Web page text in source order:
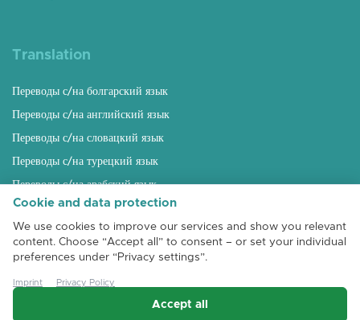
Translation
Переводы с/на болгарский язык
Переводы с/на английский язык
Переводы с/на словацкий язык
Переводы с/на турецкий язык
Переводы с/на арабский язык
Переводы с/на русский язык
Переводы с/на венгерский язык
Переводы с/на румынский язык
Переводы с/на албанский язык
Cookie and data protection
We use cookies to improve our services and show you relevant
content. Choose “Accept all” to consent – or set your individual
preferences under “Privacy settings”.
Imprint Privacy Policy
Accept all